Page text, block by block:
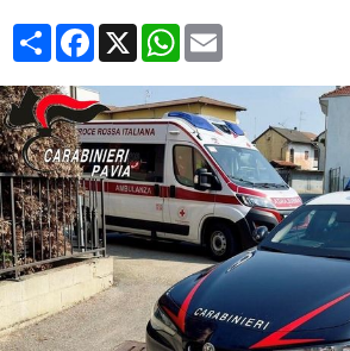
CondividiFacebook
X WhatsApp
Email